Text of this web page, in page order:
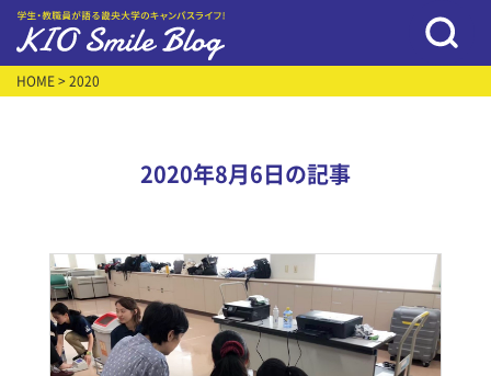
HOME > 2020
2020年8月6日の記事